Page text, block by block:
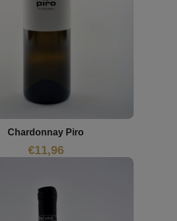
Chardonnay Piro
€11,96